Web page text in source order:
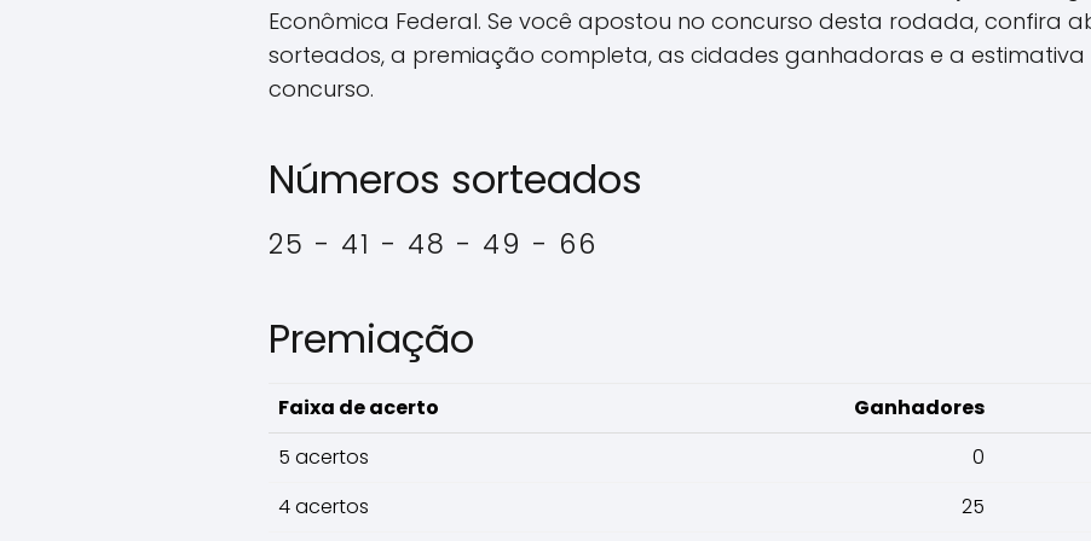
Econômica Federal. Se você apostou no concurso desta rodada, confira
sorteados, a premiação completa, as cidades ganhadoras e a
concurso.
Números sorteados
25 - 41 - 48 - 49 - 66
Premiação
Faixa de acerto Ganhadores
5 acertos
0
4 acertos
25